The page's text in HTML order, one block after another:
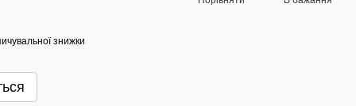
знижки